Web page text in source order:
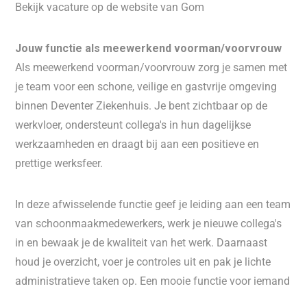
Bekijk vacature op de website van Gom
Jouw functie als meewerkend voorman/voorvrouw
Als meewerkend voorman/voorvrouw zorg je samen met
je team voor een schone, veilige en gastvrije omgeving
binnen Deventer Ziekenhuis. Je bent zichtbaar op de
werkvloer, ondersteunt collega's in hun dagelijkse
werkzaamheden en draagt bij aan een positieve en
prettige werksfeer.
In deze afwisselende functie geef je leiding aan een team
van schoonmaakmedewerkers, werk je nieuwe collega's
in en bewaak je de kwaliteit van het werk. Daarnaast
houd je overzicht, voer je controles uit en pak je lichte
administratieve taken op. Een mooie functie voor iemand